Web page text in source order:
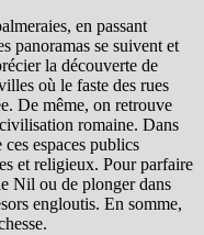
en passant
panoramas se suivent et
la découverte de
où le faste des rues
De même, on retrouve
romaine. Dans
espaces publics
et religieux. Pour parfaire
Nil ou de plonger dans
engloutis. En somme,